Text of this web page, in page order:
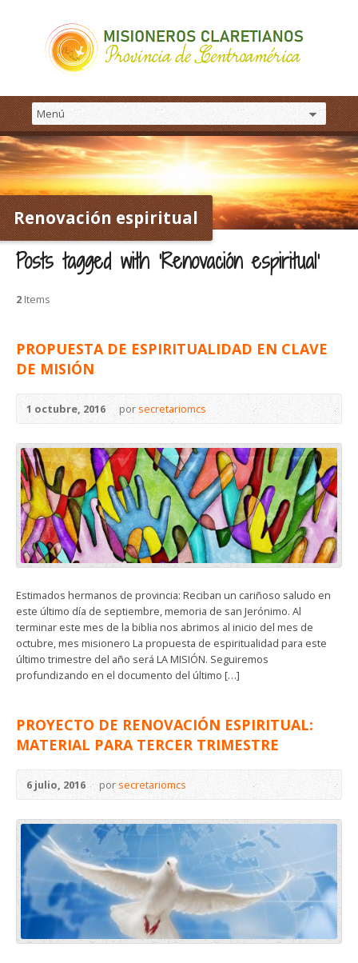
Renovación espiritual
Posts tagged with ‘Renovación espiritual’
2 Items
PROPUESTA DE ESPIRITUALIDAD EN CLAVE
DE MISIÓN
1 octubre, 2016 por secretariomcs
Estimados hermanos de provincia: Reciban un cariñoso saludo en
este último día de septiembre, memoria de san Jerónimo. Al
terminar este mes de la biblia nos abrimos al inicio del mes de
octubre, mes misionero La propuesta de espiritualidad para este
último trimestre del año será LA MISIÓN. Seguiremos
profundizando en el documento del último […]
PROYECTO DE RENOVACIÓN ESPIRITUAL:
MATERIAL PARA TERCER TRIMESTRE
6 julio, 2016 porsecretariomcs